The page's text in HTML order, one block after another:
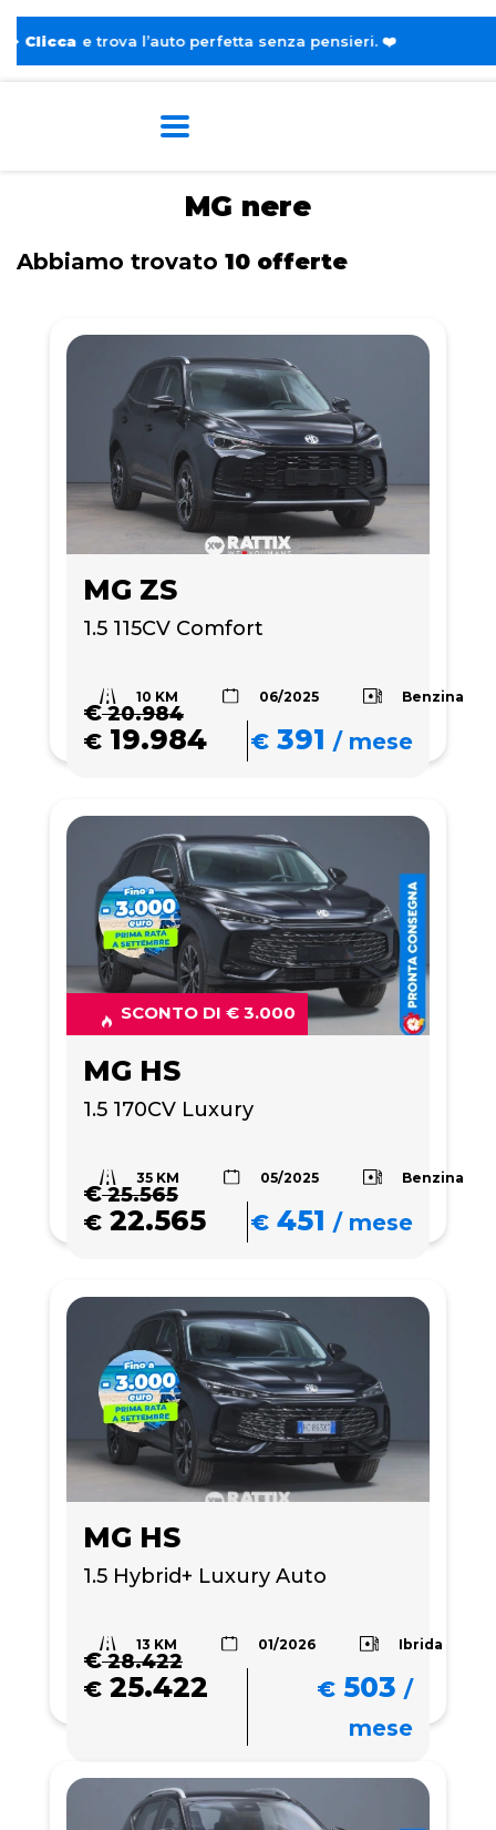
l’auto perfetta senza pensieri. ❤️
MG nere
Abbiamo trovato 10 offerte
MG ZS
1.5 115CV Comfort
10 KM 06/2025 Benzina
€20.984
€ 19.984 € 391 /mese
SCONTO DI € 3.000
MG HS
1.5 170CV Luxury
35 KM 05/2025 Benzina
€25.565
€ 22.565 € 451 /mese
MG HS
1.5 Hybrid+ Luxury Auto
13 KM 01/2026 Ibrida
€28.422
€ 25.422 € 503 /
mese